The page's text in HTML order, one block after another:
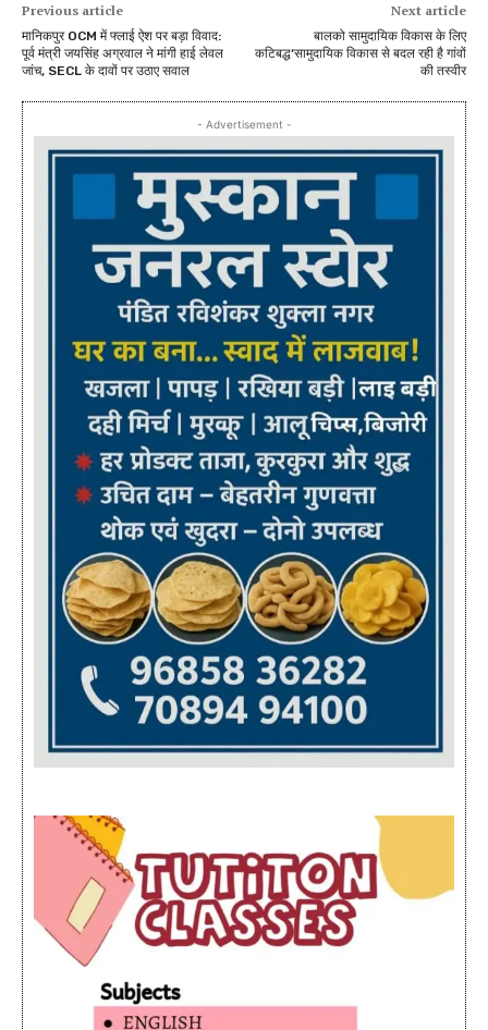
Previous article
मानिकपुर OCM में फ्लाई ऐश पर बड़ा विवाद:
पूर्व मंत्री जयसिंह अग्रवाल ने मांगी हाई लेवल
जांच, SECL के दावों पर उठाए सवाल
Next article
बालको सामुदायिक विकास के लिए
कटिबद्ध‘सामुदायिक विकास से बदल रही है गांवों
की तस्वीर
- Advertisement -